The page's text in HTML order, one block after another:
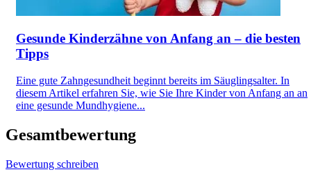
Gesunde Kinderzähne von Anfang an – die besten
Tipps
Eine gute Zahngesundheit beginnt bereits im Säuglingsalter. In
diesem Artikel erfahren Sie, wie Sie Ihre Kinder von Anfang an an
eine gesunde Mundhygiene...
Gesamtbewertung
Bewertung schreiben